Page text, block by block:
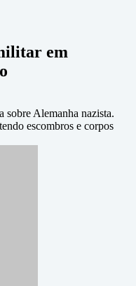
em
sobre Alemanha nazista.
escombros e corpos